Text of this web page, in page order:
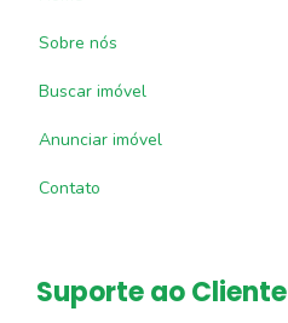
Sobre nós
Buscar imóvel
Anunciar imóvel
Contato
Suporte ao Cliente